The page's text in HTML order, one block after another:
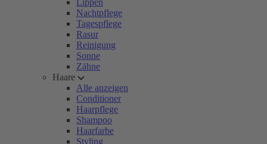
Lippen
Nachtpflege
Tagespflege
Rasur
Reinigung
Sonne
Zähne
Haare
Alle anzeigen
Conditioner
Haarpflege
Shampoo
Haarfarbe
Styling